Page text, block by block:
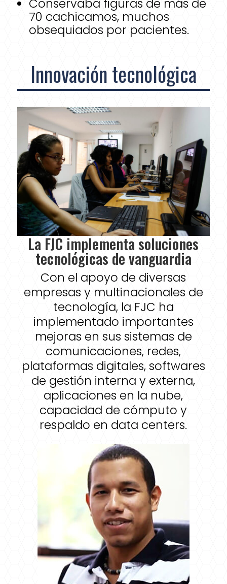
Conservaba figuras de más de
70 cachicamos, muchos
obsequiados por pacientes.
Innovación tecnológica
La FJC implementa soluciones
tecnológicas de vanguardia
Con el apoyo de diversas
empresas y multinacionales de
tecnología, la FJC ha
implementado importantes
mejoras en sus sistemas de
comunicaciones, redes,
plataformas digitales, softwares
de gestión interna y externa,
aplicaciones en la nube,
capacidad de cómputo y
respaldo en data centers.